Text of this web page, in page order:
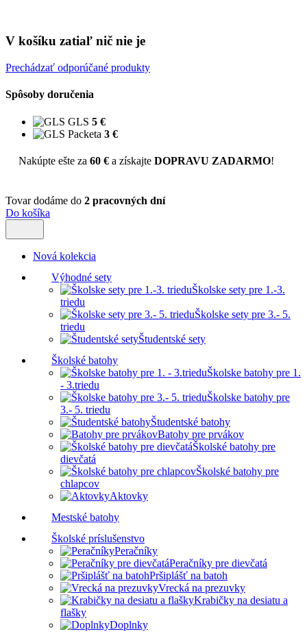
V košíku zatiaľ nič nie je
Prechádzať odporúčané produkty
Spôsoby doručenia
GLS 5 €
Packeta 3 €
Nakúpte ešte za 60 € a získajte DOPRAVU ZADARMO!
Tovar dodáme do 2 pracovných dní
Do košíka
Nová kolekcia
Výhodné sety
Školske sety pre 1.-3.
triedu
Školske sety pre 3.- 5.
triedu
Študentské sety
Školské batohy
Školske batohy pre 1.
- 3.triedu
Školske batohy pre
3.- 5. triedu
Študentské batohy
Batohy pre prvákov
Školské batohy pre
dievčatá
Školské batohy pre
chlapcov
Aktovky
Mestské batohy
Školské príslušenstvo
Peračníky
Peračníky pre dievčatá
Pršiplášť na batoh
Vrecká na prezuvky
Krabičky na desiatu a
flašky
Doplnky